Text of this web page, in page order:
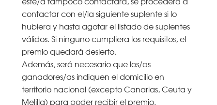
contactar con el/la siguiente suplente si lo
hubiera y hasta agotar el listado de suplentes
válidos. Si ninguno cumpliera los requisitos, el
premio quedará desierto.
Además, será necesario que los/as
ganadores/as indiquen el domicilio en
territorio nacional (excepto Canarias, Ceuta y
Melilla) para poder recibir el premio.